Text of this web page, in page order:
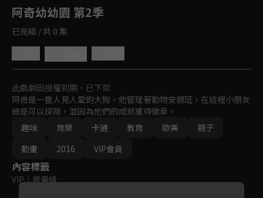
阿奇幼幼園 第2季
已完結 / 共 0 集
此戲劇因授權到期，已下架
阿奇是一隻人見人愛的大狗，他管理著動物安親班，在這裡小朋友
總是可以探險，並因為他們的成就獲得徽章。
趣味
育樂 卡通 教育 歐美
親子
動畫
2016 VIP會員
內容標籤
VIP｜普遍級